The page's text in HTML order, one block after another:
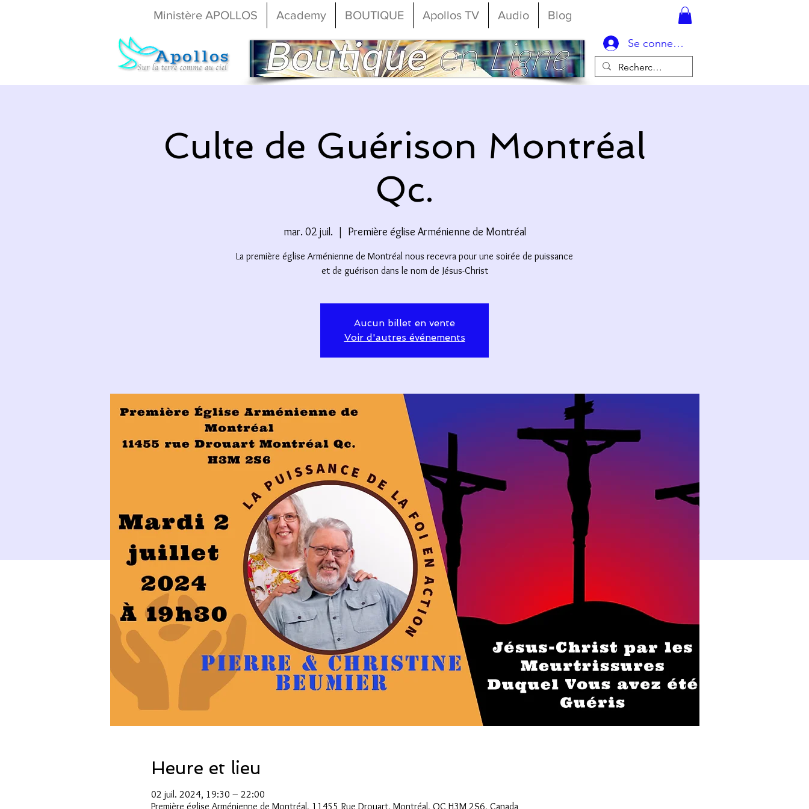
Ministère APOLLOS Academy BOUTIQUE Apollos TV Audio Blog
Se connecter
Culte de Guérison Montréal
Qc.
mar. 02 juil.
  |
Première église Arménienne de Montréal
La première église Arménienne de Montréal nous recevra pour une soirée de puissance
et de guérison dans le nom de Jésus-Christ
Aucun billet en vente
Voir d'autres événements
Heure et lieu
02 juil. 2024, 19:30 – 22:00
Première église Arménienne de Montréal, 11455 Rue Drouart, Montréal, QC H3M 2S6, Canada